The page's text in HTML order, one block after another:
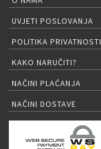
UVJETI POSLOVANJA
POLITIKA PRIVATNOSTI
KAKO NARUČITI?
NAČINI PLAĆANJA
NAČINI DOSTAVE